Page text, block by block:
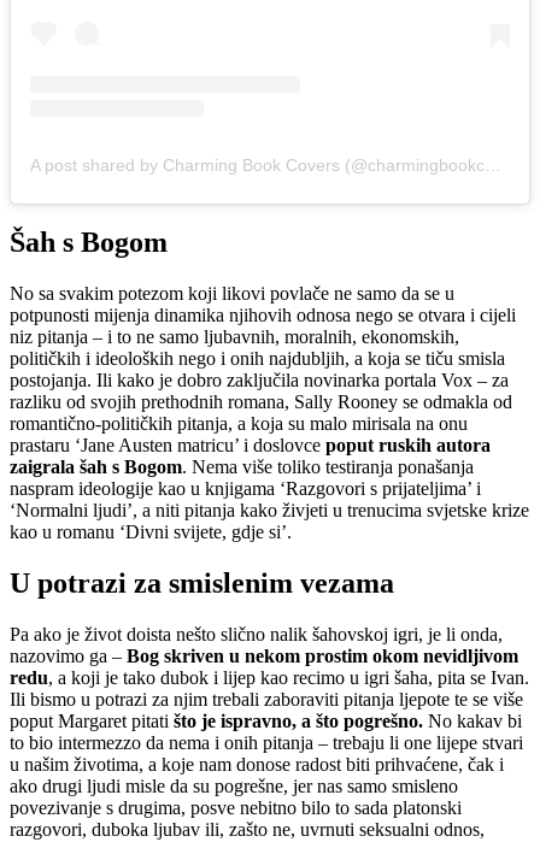
Šah s Bogom
No sa svakim potezom koji likovi povlače ne samo da se u
potpunosti mijenja dinamika njihovih odnosa nego se otvara i cijeli
niz pitanja – i to ne samo ljubavnih, moralnih, ekonomskih,
političkih i ideoloških nego i onih najdubljih, a koja se tiču smisla
postojanja. Ili kako je dobro zaključila novinarka portala Vox – za
razliku od svojih prethodnih romana, Sally Rooney se odmakla od
romantično-političkih pitanja, a koja su malo mirisala na onu
prastaru ‘Jane Austen matricu’ i doslovce poput ruskih autora
zaigrala šah s Bogom. Nema više toliko testiranja ponašanja
naspram ideologije kao u knjigama ‘Razgovori s prijateljima’ i
‘Normalni ljudi’, a niti pitanja kako živjeti u trenucima svjetske krize
kao u romanu ‘Divni svijete, gdje si’.
U potrazi za smislenim vezama
Pa ako je život doista nešto slično nalik šahovskoj igri, je li onda,
nazovimo ga – Bog skriven u nekom prostim okom nevidljivom
redu, a koji je tako dubok i lijep kao recimo u igri šaha, pita se Ivan.
Ili bismo u potrazi za njim trebali zaboraviti pitanja ljepote te se više
poput Margaret pitati što je ispravno, a što pogrešno. No kakav bi
to bio intermezzo da nema i onih pitanja – trebaju li one lijepe stvari
u našim životima, a koje nam donose radost biti prihvaćene, čak i
ako drugi ljudi misle da su pogrešne, jer nas samo smisleno
povezivanje s drugima, posve nebitno bilo to sada platonski
razgovori, duboka ljubav ili, zašto ne, uvrnuti seksualni odnos,